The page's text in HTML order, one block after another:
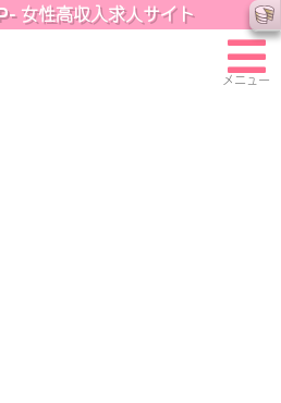
女性高収入求人サイト
メニュー